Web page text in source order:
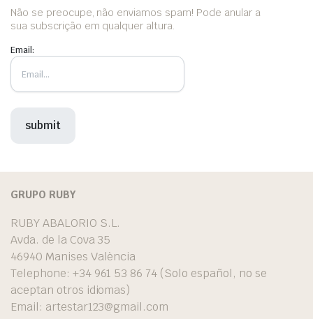
Não se preocupe, não enviamos spam! Pode anular a
sua subscrição em qualquer altura.
Email:
GRUPO RUBY
RUBY ABALORIO S.L.
Avda. de la Cova 35
46940 Manises València
Telephone: +34 961 53 86 74 (Solo español, no se
aceptan otros idiomas)
Email: artestar123@gmail.com